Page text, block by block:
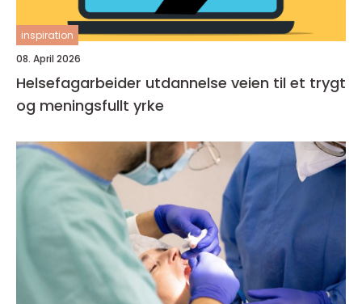
inspiration
08. April 2026
Helsefagarbeider utdannelse veien til et trygt
og meningsfullt yrke